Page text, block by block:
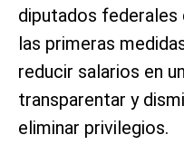
diputados
las primeras
reducir salarios en
transparentar y
eliminar privilegios.